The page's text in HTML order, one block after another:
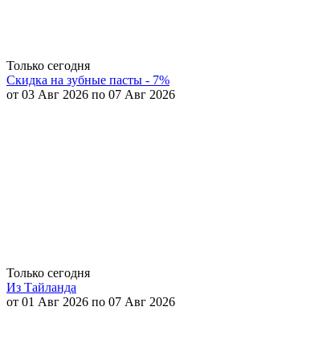
Только сегодня
Скидка на зубные пасты - 7%
от 03 Авг 2026 по 07 Авг 2026
Только сегодня
Из Тайланда
от 01 Авг 2026 по 07 Авг 2026